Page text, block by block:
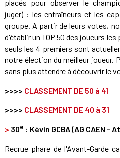
placés pour observer le
juger) : les entraîneurs et les
groupe. A partir de leurs votes,
d'établir un TOP 50 des joueurs
seuls les 4 premiers sont
notre élection du meilleur joueur.
sans plus attendre à découvrir le
>>>> CLASSEMENT DE 50 à 41
>>>> CLASSEMENT DE 40 à 31
> 30e : Kévin GOBA (AG CAEN -
Recrue phare de l'Avant-Garde